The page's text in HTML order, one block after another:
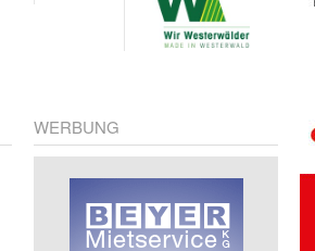
WERBUNG